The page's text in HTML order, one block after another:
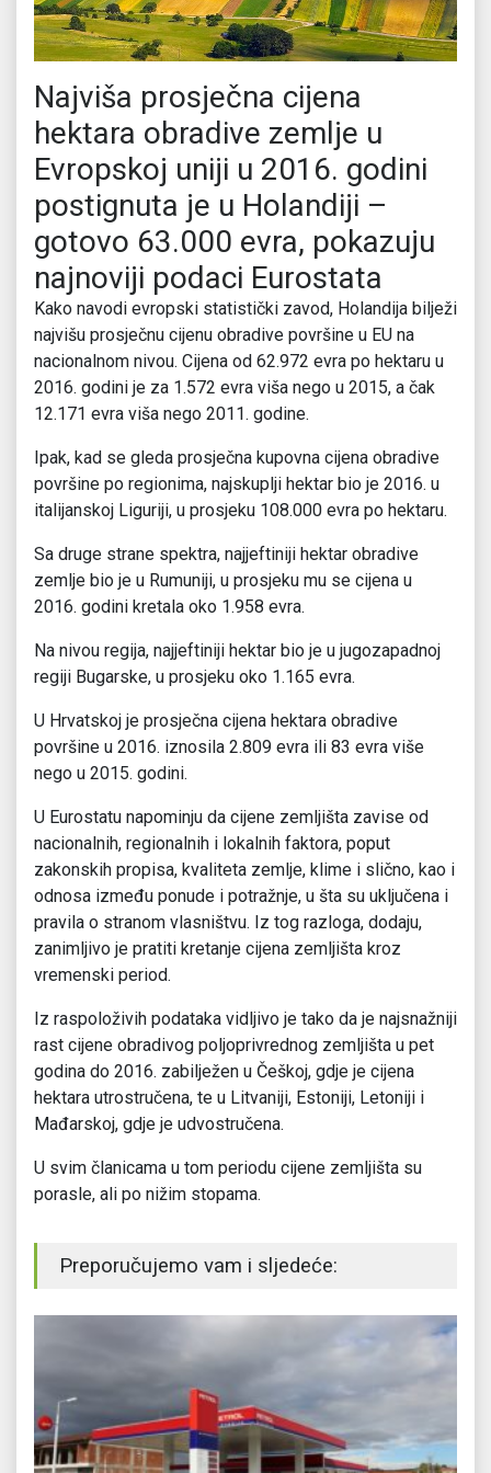
Najviša prosječna cijena
hektara obradive zemlje u
Evropskoj uniji u 2016. godini
postignuta je u Holandiji –
gotovo 63.000 evra, pokazuju
najnoviji podaci Eurostata
Kako navodi evropski statistički zavod, Holandija bilježi
najvišu prosječnu cijenu obradive površine u EU na
nacionalnom nivou. Cijena od 62.972 evra po hektaru u
2016. godini je za 1.572 evra viša nego u 2015, a čak
12.171 evra viša nego 2011. godine.
Ipak, kad se gleda prosječna kupovna cijena obradive
površine po regionima, najskuplji hektar bio je 2016. u
italijanskoj Liguriji, u prosjeku 108.000 evra po hektaru.
Sa druge strane spektra, najjeftiniji hektar obradive
zemlje bio je u Rumuniji, u prosjeku mu se cijena u
2016. godini kretala oko 1.958 evra.
Na nivou regija, najjeftiniji hektar bio je u jugozapadnoj
regiji Bugarske, u prosjeku oko 1.165 evra.
U Hrvatskoj je prosječna cijena hektara obradive
površine u 2016. iznosila 2.809 evra ili 83 evra više
nego u 2015. godini.
U Eurostatu napominju da cijene zemljišta zavise od
nacionalnih, regionalnih i lokalnih faktora, poput
zakonskih propisa, kvaliteta zemlje, klime i slično, kao i
odnosa između ponude i potražnje, u šta su uključena i
pravila o stranom vlasništvu. Iz tog razloga, dodaju,
zanimljivo je pratiti kretanje cijena zemljišta kroz
vremenski period.
Iz raspoloživih podataka vidljivo je tako da je najsnažniji
rast cijene obradivog poljoprivrednog zemljišta u pet
godina do 2016. zabilježen u Češkoj, gdje je cijena
hektara utrostručena, te u Litvaniji, Estoniji, Letoniji i
Mađarskoj, gdje je udvostručena.
U svim članicama u tom periodu cijene zemljišta su
porasle, ali po nižim stopama.
Preporučujemo vam i sljedeće: